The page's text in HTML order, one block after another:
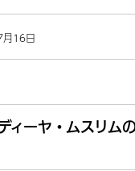
月16日
ィーヤ・ムスリム